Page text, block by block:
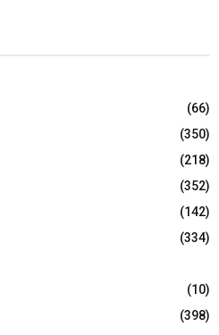
(66)
(350)
(218)
(352)
(142)
(334)
(10)
(398)